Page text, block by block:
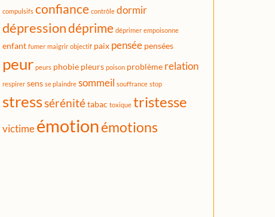
compulsifs confiance contrôle dormir
dépressiondéprime déprimer empoisonne
enfant fumer maigrir objectif paix pensée pensées
peur peurs phobie pleurs poison problème relation
respirer sens se plaindre sommeil souffrance stop
stresssérénitétabac toxique tristesse
victimeémotionémotions